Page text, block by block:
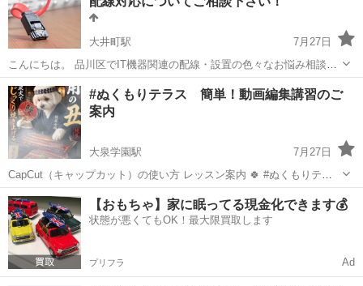
定・効率の良いデー...
大井町駅
7月27日
こんにちは。 品川区でIT機器関連の配線・設置の色々なお悩み相談か
ら解決を行っております。 基本的には東京都～隣県までどこでもお伺
い致します。 メールでのご相談も承っております (相談料は基本無料)
...
東京 品川区 大井町駅
#ぬくもりテラス 簡単！動画編集講習のご
案内
大泉学園駅
7月27日
CapCut（キャップカット）の使い方 レッスン案内 🍀 #ぬくもりテラ
ス 📱 iPhone対応 ☕ お茶をしながら 自分の写真を使って 素敵な動画
を作る講習です♪ 💰 レッスン費用：1,500円 👥 定員：3名 ...
東京 練馬区 大泉学園駅 その他 動画編集
【おもちゃ】家に眠ってる現金化できます💰
状態が悪くてもOK！最大限買取します
プリフラ Ad